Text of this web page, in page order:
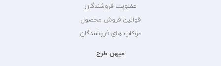
عضویت فروشندگان
قوانین فروش محصول
موکاپ های فروشندگان
میهن طرح